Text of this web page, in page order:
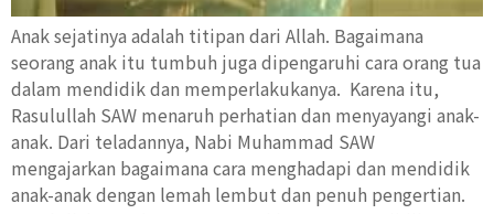
Anak sejatinya adalah titipan dari Allah. Bagaimana
seorang anak itu tumbuh juga dipengaruhi cara orang tua
dalam mendidik dan memperlakukanya. Karena itu,
Rasulullah SAW menaruh perhatian dan menyayangi anak-
anak. Dari teladannya, Nabi Muhammad SAW
mengajarkan bagaimana cara menghadapi dan mendidik
anak-anak dengan lemah lembut dan penuh pengertian.